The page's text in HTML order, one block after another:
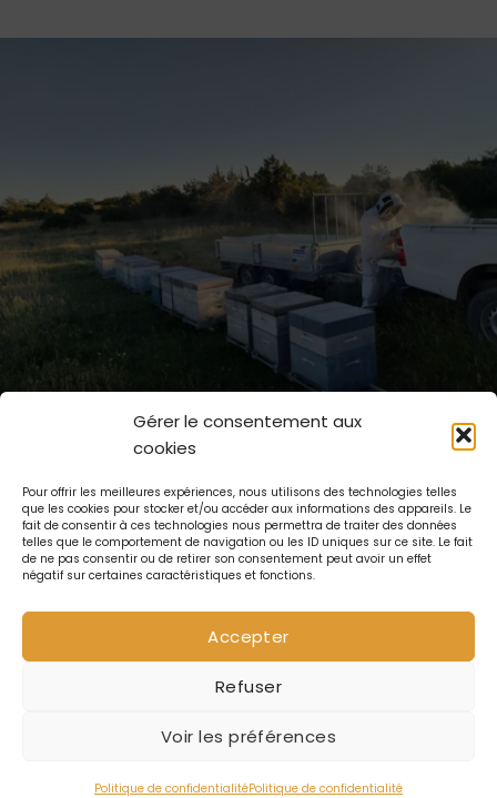
Gérer le consentement aux
cookies
Pour offrir les meilleures expériences, nous utilisons des technologies telles
que les cookies pour stocker et/ou accéder aux informations des appareils. Le
fait de consentir à ces technologies nous permettra de traiter des données
telles que le comportement de navigation ou les ID uniques sur ce site. Le fait
de ne pas consentir ou de retirer son consentement peut avoir un effet
négatif sur certaines caractéristiques et fonctions.
Accepter
Refuser
Voir les préférences
Politique de confidentialitéPolitique de confidentialité
GAEC La Ruche Monnier, La Bartassa, 34800 Lieuran
© GAEC La Ruche Monnier
Mentions légales
CGV